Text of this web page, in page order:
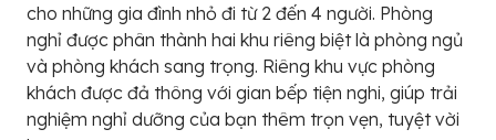
cho những gia đình nhỏ đi từ 2 đến 4 người. Phòng
nghỉ được phân thành hai khu riêng biệt là phòng ngủ
và phòng khách sang trọng. Riêng khu vực phòng
khách được đả thông với gian bếp tiện nghi, giúp trải
nghiệm nghỉ dưỡng của bạn thêm trọn vẹn, tuyệt vời